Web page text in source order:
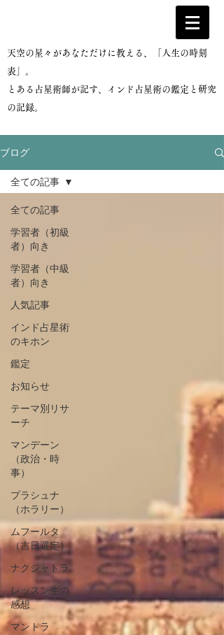
​天空の星々があなただけに教える、「人生の時刻
表」。
とある占星術師が記す、インド占星術の鑑定と研究
の記録。
ブログ
全ての記事
学習者（初級
者）向き
学習者（中級
者）向き
人気記事
インド占星術
のキホン
鑑定
お知らせ
テーマ別リサ
ーチ
マンデーン
（政治・時
事）
プラシュナ
（ホラリー）
ムフールタ
（吉日選定）
ナクシャトラ
レッスン生の
感想
マントラ
全ての記事